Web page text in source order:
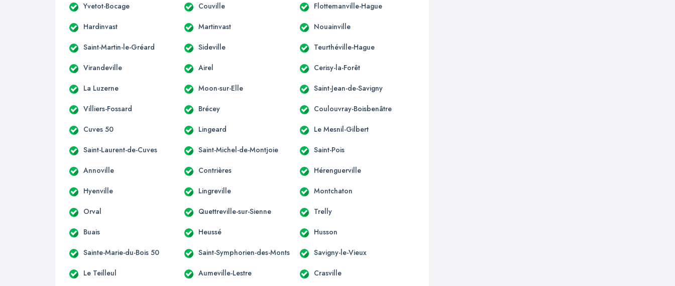
Yvetot-Bocage Couville Flottemanville-Hague
Hardinvast Martinvast Nouainville
Saint-Martin-le-Gréard Sideville Teurthéville-Hague
Virandeville Airel Cerisy-la-Forêt
La Luzerne Moon-sur-Elle Saint-Jean-de-Savigny
Villiers-Fossard Brécey Coulouvray-Boisbenâtre
Cuves 50 Lingeard Le Mesnil-Gilbert
Saint-Laurent-de-Cuves Saint-Michel-de-Montjoie Saint-Pois
Annoville Contrières Hérenguerville
Hyenville Lingreville Montchaton
Orval Quettreville-sur-Sienne Trelly
Buais Heussé Husson
Sainte-Marie-du-Bois 50 Saint-Symphorien-des-Monts Savigny-le-Vieux
Le Teilleul Aumeville-Lestre Crasville